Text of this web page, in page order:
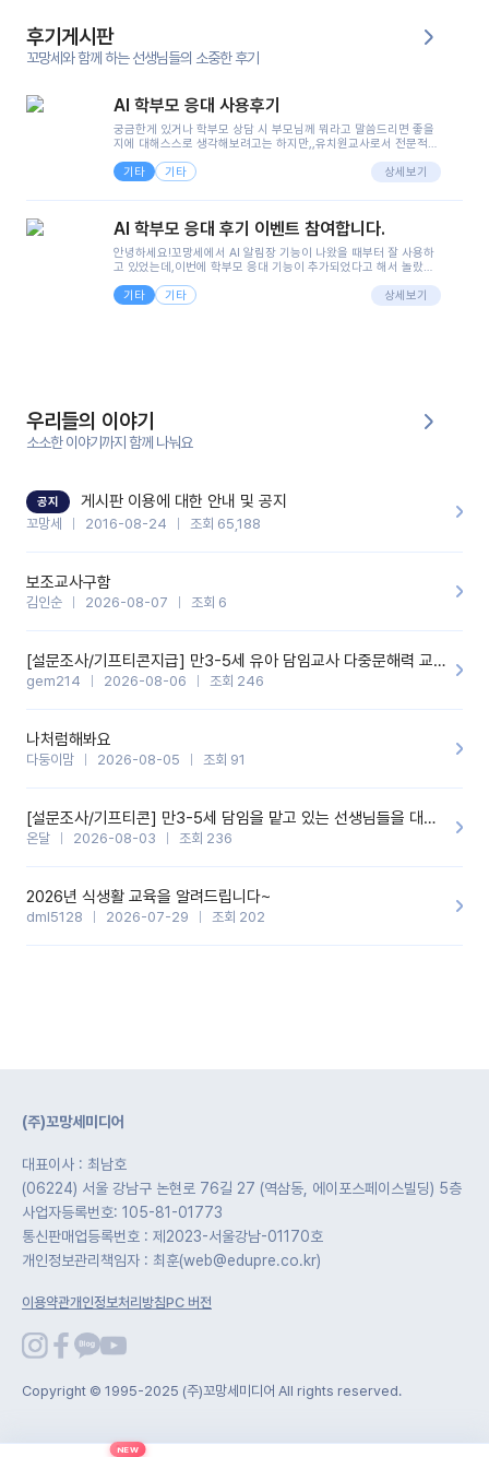
후기게시판
꼬망세와 함께 하는 선생님들의 소중한 후기
AI 학부모 응대 사용후기
궁금한게 있거나 학부모 상담 시 부모님께 뭐라고 말씀드리면 좋을
지에 대해스스로 생각해보려고는 하지만,,유치원교사로서 전문적인
려니 어려울때가...^^(저만 그런거 아니죠 ㅜㅜ)꼬망봇의 장점은 지
피티나 제미나이는 몇세이고 여자인지 남자인지 등그래도 좀 기본
정보를 제공하면서 물어봐야할 때가 있어그때마다 정보를 입력하는
으셔서 고민이 됐는데ai 학부모 응대를 써볼 수 있어서 좋았어요!앞
면..)그리고 제가 신입 때 이게 있었더라면 ㅜㅜㅜㅜ?응대 팁이 정말
좋은거 같아요지금은 그래도 아이들이 잘 이해 되지만초임 때는 정
말 어려워서 항상다른 선생님들께 도움을 요청했었거든요..ㅠ*일지
쓸 때도 좀 도움이 되는 거 같아요!
기타 기타 상세보기
AI 학부모 응대 후기 이벤트 참여합니다.
안녕하세요!꼬망세에서 AI 알림장 기능이 나왔을 때부터 잘 사용하
고 있었는데,이번에 학부모 응대 기능이 추가되었다고 해서 놀랐습
님 응대에 더 많은 부담을 느끼고 있습니다 ㅠㅠ이번에 제가 원에서
겪은 일과 학부모님께 전달드렸던 내용을 함께 보시고,저와 비슷한
을 많이 하는데,꼬망봇 덕분에 고민하는 시간을 줄이고 학부모님을
안심시킬 수 있었습니다.이 부분은 꼬망봇이 추가로 알려준 응대 tip
입니다.학부모님께 전화를 드리기 전에, 내용을 숙지하여 좀 더 전문
성 있는 교사가 되어 대화를 나눌 수 있었습니다.꼬망세 AI학부모 응
기능을 개발해 주셔서 감사합니다.
기타 기타 상세보기
우리들의 이야기
소소한 이야기까지 함께 나눠요
공지 게시판 이용에 대한 안내 및 공지
꼬망세 2016-08-24 조회 65,188
보조교사구함
김인순 2026-08-07 조회 6
[설문조사/기프티콘지급] 만3-5세 유아 담임교사 다중문해력 교육 증진을 위한 설문조사
gem214 2026-08-06 조회 246
나처럼해봐요
다둥이맘 2026-08-05 조회 91
[설문조사/기프티콘] 만3-5세 담임을 맡고 있는 선생님들을 대상으로 설문조사를 합니다!
온달 2026-08-03 조회 236
2026년 식생활 교육을 알려드립니다~
dml5128 2026-07-29 조회 202
(주)꼬망세미디어
대표이사 : 최남호
(06224) 서울 강남구 논현로 76길 27 (역삼동, 에이포스페이스빌딩) 5층
사업자등록번호: 105-81-01773
통신판매업등록번호 : 제2023-서울강남-01170호
개인정보관리책임자 : 최훈(web@edupre.co.kr)
이용약관개인정보처리방침PC 버전
Copyright © 1995-2025 (주)꼬망세미디어 All rights reserved.
NEW